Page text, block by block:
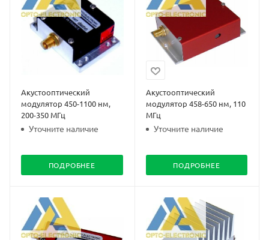
Акустооптический
модулятор 450-1100 нм,
200-350 МГц
Уточните наличие
ПОДРОБНЕЕ
Акустооптический
модулятор 458-650 нм, 110
МГц
Уточните наличие
ПОДРОБНЕЕ